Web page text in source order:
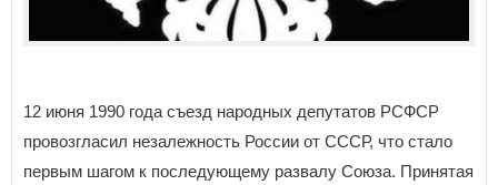
12 июня 1990 года съезд народных депутатов РСФСР
провозгласил незалежность России от СССР, что стало
первым шагом к последующему развалу Союза. Принятая